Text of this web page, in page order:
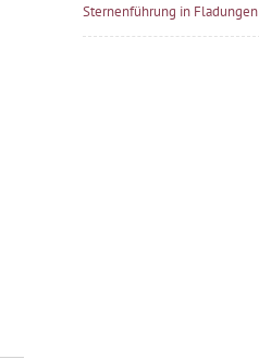
Sternenführung in Fladungen